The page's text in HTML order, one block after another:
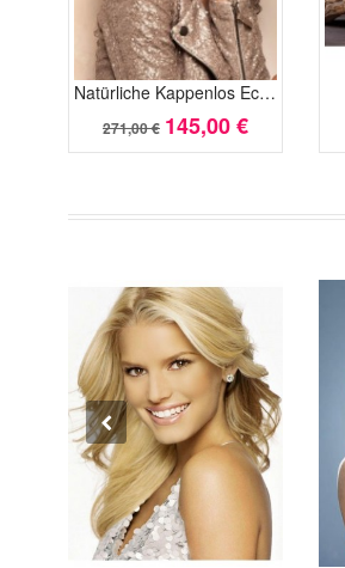
Natürliche Kappenlos Echthaar Wunderschöne Gerade Perücke
271,00 € 145,00 €